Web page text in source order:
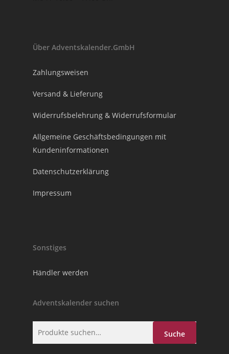
Über Adventskalender.GmbH
Zahlungsweisen
Versand & Lieferung
Widerrufsbelehrung & Widerrufsformular
Allgemeine Geschäftsbedingungen mit
Kundeninformationen
Datenschutzerklärung
Impressum
Sonstiges
Händler werden
Adventskalender suchen
Suche
Suche